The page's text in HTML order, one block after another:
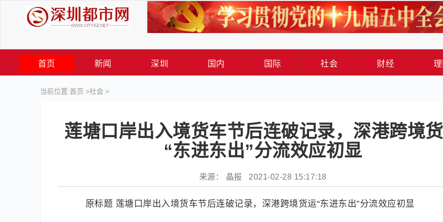
首页 新闻 深圳 国内 国际 社会 财经
当前位置:首页 >社会 >
莲塘口岸出入境货车节后连破记录，深港跨境
“东进东出”分流效应初显
来源： 晶报 2021-02-28 15:17:18
原标题 莲塘口岸出入境货车节后连破记录，深港跨境货运“东进东出”分流效应初显